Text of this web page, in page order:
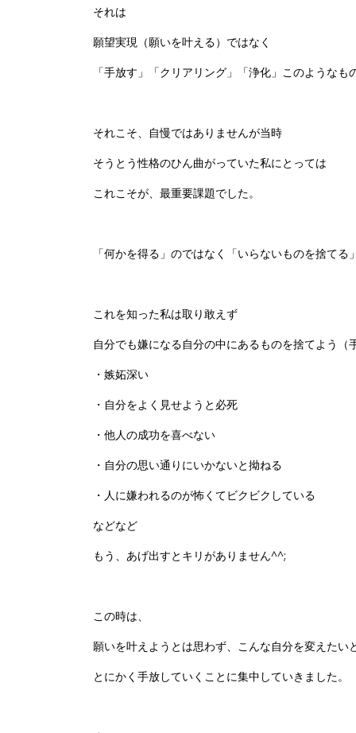
それは
願望実現（願いを叶える）ではなく
「手放す」「クリアリング」「浄化」このようなも
それこそ、自慢ではありませんが当時
そうとう性格のひん曲がっていた私にとっては
これこそが、最重要課題でした。
「何かを得る」のではなく「いらないものを捨てる
これを知った私は取り敢えず
自分でも嫌になる自分の中にあるものを捨てよう（
・嫉妬深い
・自分をよく見せようと必死
・他人の成功を喜べない
・自分の思い通りにいかないと拗ねる
・人に嫌われるのが怖くてビクビクしている
などなど
もう、あげ出すとキリがありません^^;
この時は、
願いを叶えようとは思わず、こんな自分を変えたいと
とにかく手放していくことに集中していきました。